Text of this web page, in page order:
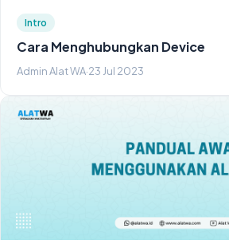
Intro
Cara Menghubungkan Device
Admin Alat WA·23 Jul 2023